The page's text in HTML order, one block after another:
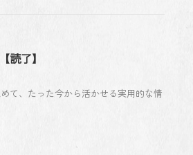
読了】
て、たった今から活かせる実用的な情